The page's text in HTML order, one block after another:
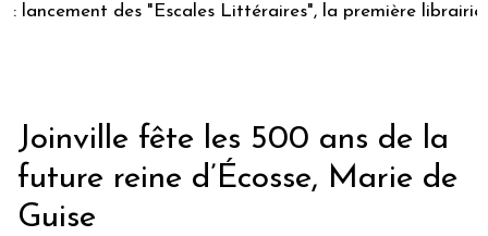
des "Escales Littéraires", la première librairie du
Joinville fête les 500 ans de la
future reine d’Écosse, Marie de
Guise